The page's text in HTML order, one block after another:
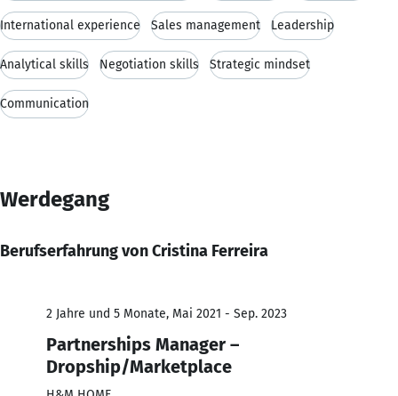
International experience Sales management Leadership
Analytical skills Negotiation skills Strategic mindset
Communication
Werdegang
Berufserfahrung von Cristina Ferreira
2 Jahre und 5 Monate, Mai 2021 - Sep. 2023
Partnerships Manager –
Dropship/Marketplace